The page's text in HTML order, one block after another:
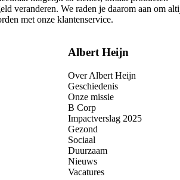
veranderen. We raden je daarom aan om
met onze klantenservice.
Albert Heijn
Over Albert Heijn
Geschiedenis
Onze missie
B Corp
Impactverslag 2025
Gezond
Sociaal
Duurzaam
Nieuws
Vacatures